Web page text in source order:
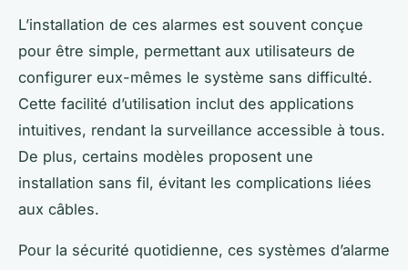
L’installation de ces alarmes est souvent conçue
pour être simple, permettant aux utilisateurs de
configurer eux-mêmes le système sans difficulté.
Cette facilité d’utilisation inclut des applications
intuitives, rendant la surveillance accessible à tous.
De plus, certains modèles proposent une
installation sans fil, évitant les complications liées
aux câbles.
Pour la sécurité quotidienne, ces systèmes d’alarme